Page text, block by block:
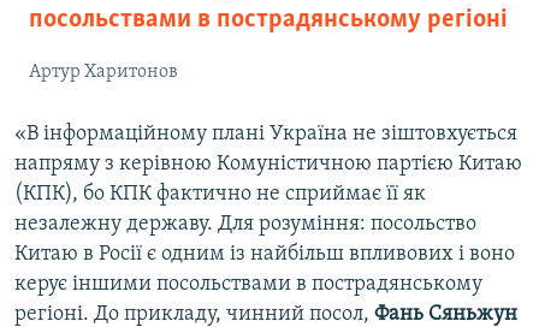
посольствами в пострадянському регіоні
Артур Харитонов
«В інформаційному плані Україна не зіштовхується
напряму з керівною Комуністичною партією Китаю
(КПК), бо КПК фактично не сприймає її як
незалежну державу. Для розуміння: посольство
Китаю в Росії є одним із найбільш впливових і воно
керує іншими посольствами в пострадянському
регіоні. До прикладу, чинний посол, Фань Сяньжун